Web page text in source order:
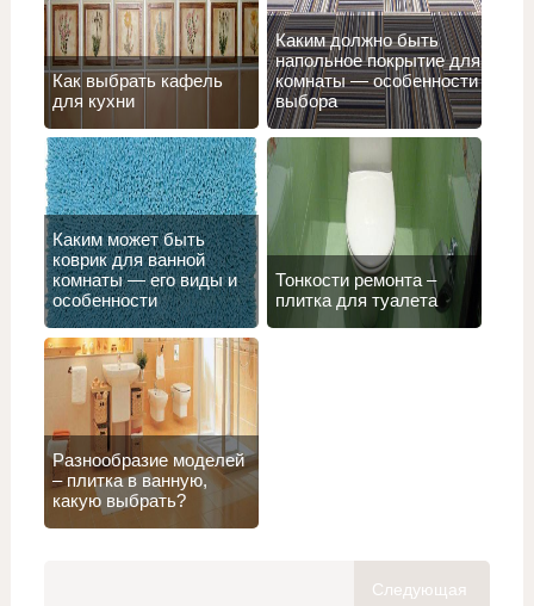
Как выбрать кафель
для кухни
Каким должно быть
напольное покрытие для
комнаты — особенности
выбора
Каким может быть
коврик для ванной
комнаты — его виды и
особенности
Тонкости ремонта –
плитка для туалета
Разнообразие моделей
– плитка в ванную,
какую выбрать?
Следующая